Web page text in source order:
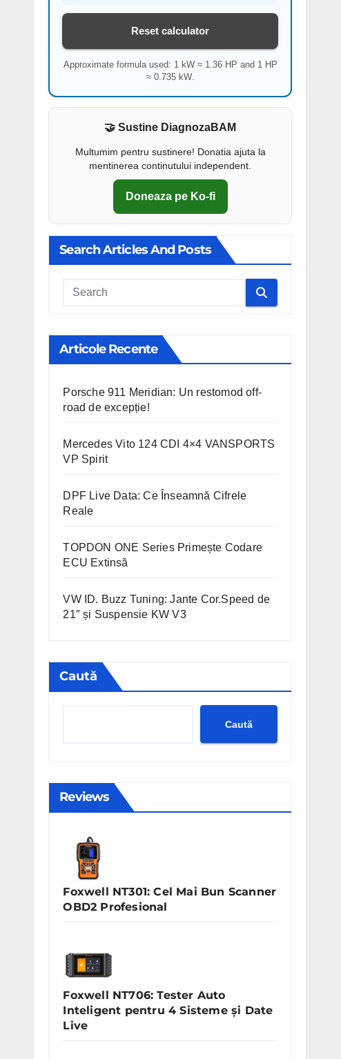
Reset calculator
Approximate formula used: 1 kW ≈ 1.36 HP and 1 HP
≈ 0.735 kW.
🤝 Sustine DiagnozaBAM
Multumim pentru sustinere! Donatia ajuta la
mentinerea continutului independent.
Doneaza pe Ko-fi
Search Articles And Posts
Cauta
Articole Recente
Porsche 911 Meridian: Un restomod off-
road de excepție!
Mercedes Vito 124 CDI 4×4 VANSPORTS
VP Spirit
DPF Live Data: Ce Înseamnă Cifrele
Reale
TOPDON ONE Series Primește Codare
ECU Extinsă
VW ID. Buzz Tuning: Jante Cor.Speed de
21″ și Suspensie KW V3
Caută
Caută
Reviews
Foxwell NT301: Cel Mai Bun Scanner
OBD2 Profesional
Foxwell NT706: Tester Auto
Inteligent pentru 4 Sisteme și Date
Live